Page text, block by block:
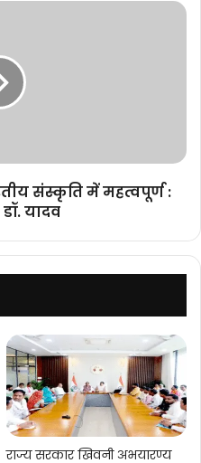
संस्कृति में महत्वपूर्ण :
यादव
राज्य सरकार खिवनी अभयारण्य